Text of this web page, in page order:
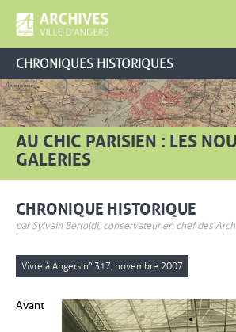
CHRONIQUES HISTORIQUES
AU CHIC PARISIEN : LES
GALERIES
CHRONIQUE HISTORIQUE
par Sylvain Bertoldi, conservateur en chef des
Vivre à Angers n° 317, novembre 2007
Avant